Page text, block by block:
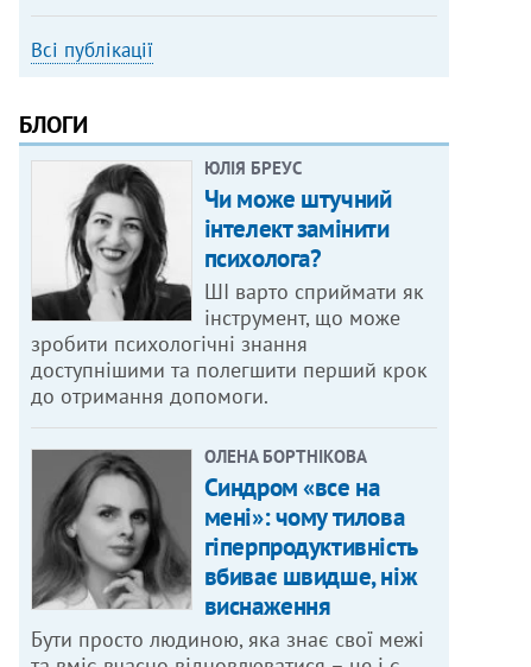
Всі публікації
БЛОГИ
ЮЛІЯ БРЕУС
Чи може штучний
інтелект замінити
психолога?
ШІ варто сприймати як
інструмент, що може
зробити психологічні знання
доступнішими та полегшити перший крок
до отримання допомоги.
ОЛЕНА БОРТНІКОВА
Синдром «все на
мені»: чому тилова
гіперпродуктивність
вбиває швидше, ніж
виснаження
Бути просто людиною, яка знає свої межі